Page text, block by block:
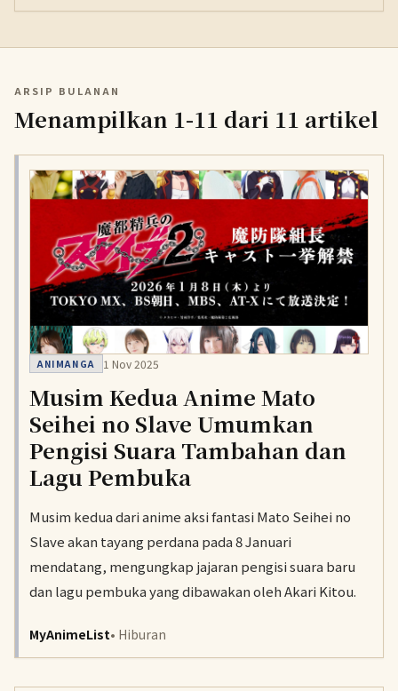
ARSIP BULANAN
Menampilkan 1-11 dari 11 artikel
ANIMANGA 1 Nov 2025
Musim Kedua Anime Mato
Seihei no Slave Umumkan
Pengisi Suara Tambahan dan
Lagu Pembuka
Musim kedua dari anime aksi fantasi Mato Seihei no
Slave akan tayang perdana pada 8 Januari
mendatang, mengungkap jajaran pengisi suara baru
dan lagu pembuka yang dibawakan oleh Akari Kitou.
MyAnimeList• Hiburan